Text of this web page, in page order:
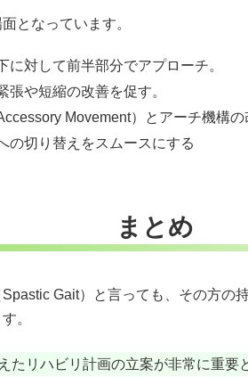
となっています。
対して前半部分でアプローチ。
や短縮の改善を促す。
Movement）とアーチ機構の
の切り替えをスムースにする
まとめ
Gait）と言っても、その方
。
リハビリ計画の立案が非常に重要